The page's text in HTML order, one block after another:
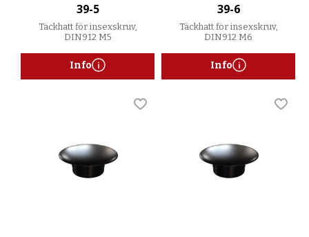
39-5
Täckhatt för insexskruv,
DIN912 M5
Info
39-6
Täckhatt för insexskruv,
DIN912 M6
Info
Lägg till i favoriter